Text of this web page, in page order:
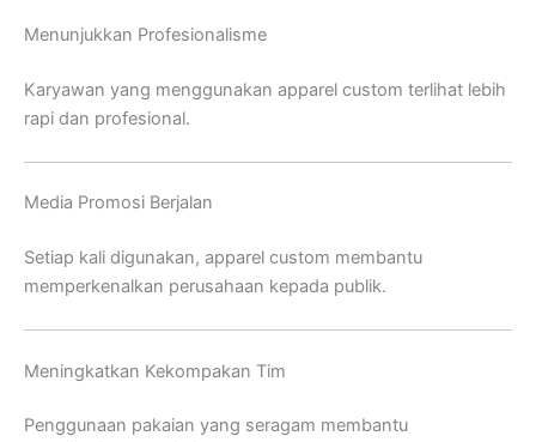
Menunjukkan Profesionalisme
Karyawan yang menggunakan apparel custom terlihat lebih
rapi dan profesional.
Media Promosi Berjalan
Setiap kali digunakan, apparel custom membantu
memperkenalkan perusahaan kepada publik.
Meningkatkan Kekompakan Tim
Penggunaan pakaian yang seragam membantu